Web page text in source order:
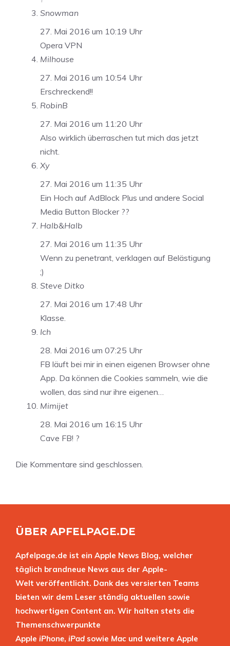
Snowman
27. Mai 2016 um 10:19 Uhr
Opera VPN
Milhouse
27. Mai 2016 um 10:54 Uhr
Erschreckend!!
RobinB
27. Mai 2016 um 11:20 Uhr
Also wirklich überraschen tut mich das jetzt
nicht.
Xy
27. Mai 2016 um 11:35 Uhr
Ein Hoch auf AdBlock Plus und andere Social
Media Button Blocker ??
Halb&Halb
27. Mai 2016 um 11:35 Uhr
Wenn zu penetrant, verklagen auf Belästigung
;)
Steve Ditko
27. Mai 2016 um 17:48 Uhr
Klasse.
Ich
28. Mai 2016 um 07:25 Uhr
FB läuft bei mir in einen eigenen Browser ohne
App. Da können die Cookies sammeln, wie die
wollen, das sind nur ihre eigenen…
Mimijet
28. Mai 2016 um 16:15 Uhr
Cave FB! ?
Die Kommentare sind geschlossen.
ÜBER APFELPAGE.DE
Apfelpage.de ist ein Apple News Blog, welcher
täglich brandneue News aus der Apple-
Welt veröffentlicht. Dank des versierten Teams
bieten wir dem Leser ständig aktuellen sowie
hochwertigen Content an. Wir halten stets die
Themenschwerpunkte
Apple iPhone, iPad sowie Mac und weitere Apple